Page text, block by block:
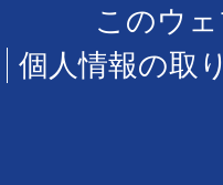
このウ
個人情報の取